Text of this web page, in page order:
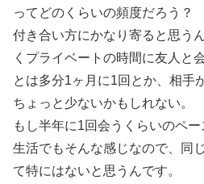
ってどのくらいの頻度だろう？
付き合い方にかなり寄ると思う
くプライベートの時間に友人と
とは多分1ヶ月に1回とか、相手
ちょっと少ないかもしれない。
もし半年に1回会うくらいのペ
生活でもそんな感じなので、同
て特にはないと思うんです。